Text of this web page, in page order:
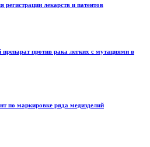
регистрации лекарств и патентов
против рака легких с мутациями в
по маркировке ряда медизделий